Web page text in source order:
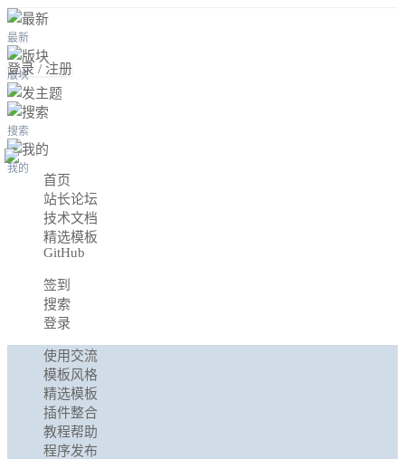
最新
版块
搜索
我的
登录 / 注册
首页
站长论坛
技术文档
精选模板
GitHub
签到
搜索
登录
使用交流
模板风格
精选模板
插件整合
教程帮助
程序发布